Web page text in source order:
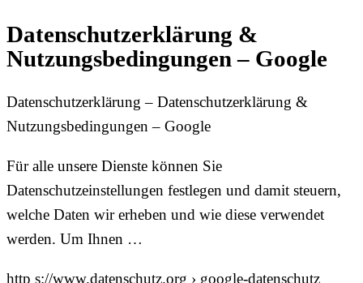
Datenschutzerklärung &
Nutzungsbedingungen – Google
Datenschutzerklärung – Datenschutzerklärung &
Nutzungsbedingungen – Google
Für alle unsere Dienste können Sie
Datenschutzeinstellungen festlegen und damit steuern,
welche Daten wir erheben und wie diese verwendet
werden. Um Ihnen …
http s://www.datenschutz.org › google-datenschutz